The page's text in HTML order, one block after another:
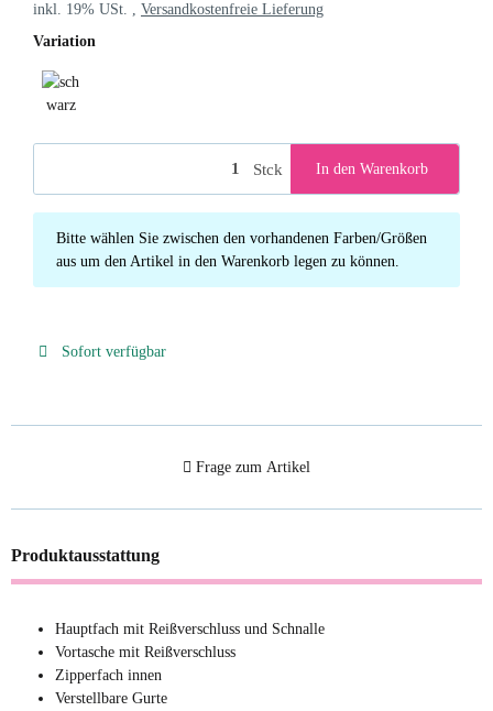
inkl. 19% USt. , Versandkostenfreie Lieferung
Variation
Stck In den Warenkorb
x
Bitte wählen Sie zwischen den vorhandenen Farben/Größen
aus um den Artikel in den Warenkorb legen zu können.
Sofort verfügbar
Frage zum Artikel
Produktausstattung
Hauptfach mit Reißverschluss und Schnalle
Vortasche mit Reißverschluss
Zipperfach innen
Verstellbare Gurte